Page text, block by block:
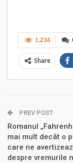
1.234
Share
PREV POST
Romanul
mai mult decât o
care ne
despre vremurile